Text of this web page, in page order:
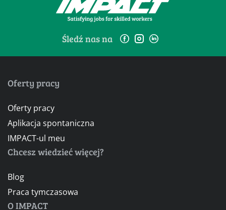
Śledź nas na
Oferty pracy
Oferty pracy
Aplikacja spontaniczna
IMPACT-ul meu
Chcesz wiedzieć więcej?
Blog
Praca tymczasowa
O IMPACT